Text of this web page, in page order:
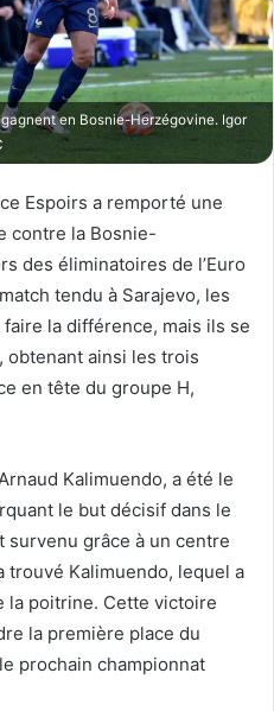
en Bosnie-Herzégovine. Igor
Espoirs a remporté une
contre la Bosnie-
des éliminatoires de l’Euro
tendu à Sarajevo, les
la différence, mais ils se
obtenant ainsi les trois
en tête du groupe H,
Kalimuendo, a été le
le but décisif dans le
survenu grâce à un centre
trouvé Kalimuendo, lequel a
la poitrine. Cette victoire
la première place du
prochain championnat